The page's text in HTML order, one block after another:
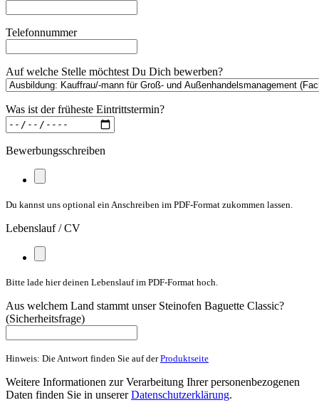
Telefonnummer
Auf welche Stelle möchtest Du Dich bewerben?
Was ist der früheste Eintrittstermin?
Bewerbungsschreiben
Du kannst uns optional ein Anschreiben im PDF-Format zukommen lassen.
Lebenslauf / CV
Bitte lade hier deinen Lebenslauf im PDF-Format hoch.
Aus welchem Land stammt unser Steinofen Baguette Classic?
(Sicherheitsfrage)
Hinweis: Die Antwort finden Sie auf derProduktseite
Weitere Informationen zur Verarbeitung Ihrer personenbezogenen
Daten finden Sie in unsererDatenschutzerklärung.